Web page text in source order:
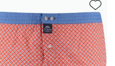
favorieten